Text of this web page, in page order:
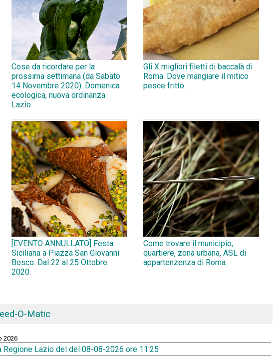
Cose da ricordare per la
prossima settimana (da Sabato
14 Novembre 2020). Domenica
ecologica, nuova ordinanza
Lazio.
Gli X migliori filetti di baccalà di
Roma. Dove mangiare il mitico
pesce fritto.
[EVENTO ANNULLATO] Festa
Siciliana a Piazza San Giovanni
Bosco. Dal 22 al 25 Ottobre
2020.
Come trovare il municipio,
quartiere, zona urbana, ASL di
appartenzenza di Roma.
O-Matic
2026
Regione Lazio del del 08-08-2026 ore 11:25